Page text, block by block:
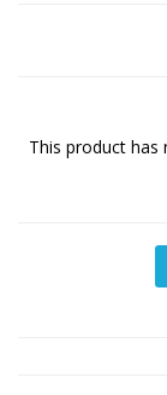
This product has